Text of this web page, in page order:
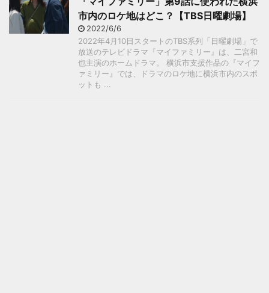
市内のロケ地はどこ？【TBS日曜劇場】
2022/6/6
2022年4月10日スタートのTBS系列「日曜劇場」で
放送のテレビドラマ『マイファミリー』は、二宮和
也主演のホームドラマ。 横浜市支援作品の『マイフ
ァミリー』では、ドラマのロケ地に横浜市内のスポ
ットも ...